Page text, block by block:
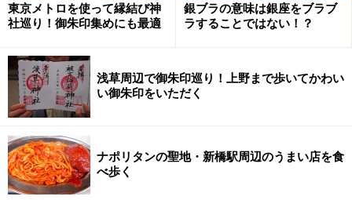
東京メトロを使って縁結び神
社巡り！御朱印集めにも最適
銀ブラの意味は銀座をブラブ
ラすることではない！？
浅草周辺で御朱印巡り！上野まで歩いてかわい
い御朱印をいただく
ナポリタンの聖地・新橋駅周辺のうまい店を食
べ歩く